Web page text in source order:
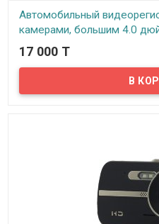
Автомобильный
камерами, большим 4.0
обзора 140° градусов и
дисплея, ID009/L409
обшивкой автомобиля.
подключается в AV разъем на
питания выносной камеры
огням автомобиля. Таким
передачи включаются задние
активируется камера заднего
заднего вида, экран
переключается на нее.
17 000 T